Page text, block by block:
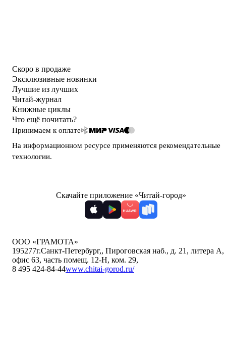
Скоро в продаже
Эксклюзивные новинки
Лучшие из лучших
Читай-журнал
Книжные циклы
Что ещё почитать?
Принимаем к оплате
На информационном ресурсе применяются рекомендательные
технологии.
Скачайте приложение «Читай-город»
ООО «ГРАМОТА»
195277г.Санкт-Петербург,, Пироговская наб., д. 21, литера А,
офис 63, часть помещ. 12-Н, ком. 29,
8 495 424-84-44www.chitai-gorod.ru/